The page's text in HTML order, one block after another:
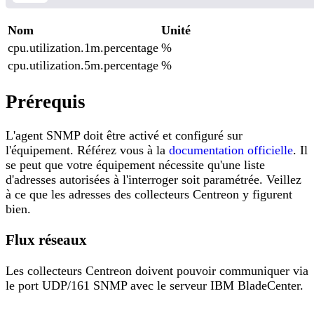
Nom
Unité
cpu.utilization.1m.percentage %
cpu.utilization.5m.percentage %
Prérequis
L'agent SNMP doit être activé et configuré sur
l'équipement. Référez vous à la documentation officielle. Il
se peut que votre équipement nécessite qu'une liste
d'adresses autorisées à l'interroger soit paramétrée. Veillez
à ce que les adresses des collecteurs Centreon y figurent
bien.
Flux réseaux
Les collecteurs Centreon doivent pouvoir communiquer via
le port UDP/161 SNMP avec le serveur IBM BladeCenter.